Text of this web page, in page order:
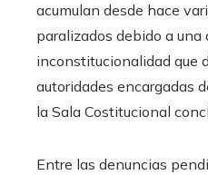
acumulan desde hace
paralizados debido a una
inconstitucionalidad que
autoridades encargadas
la Sala Costitucional
Entre las denuncias